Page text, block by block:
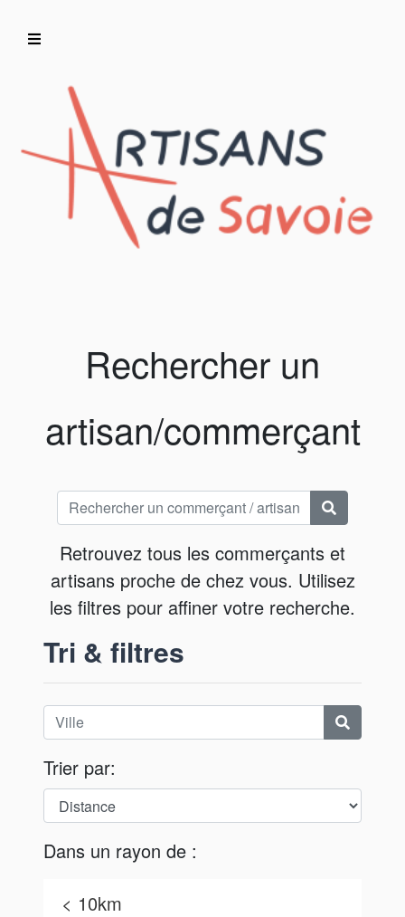
Accueil
Artisans/Commerçants
Rechercher un
artisan/commerçant
Retrouvez tous les commerçants et
artisans proche de chez vous. Utilisez
les filtres pour affiner votre recherche.
Tri & filtres
Trier par:
Dans un rayon de :
< 10km